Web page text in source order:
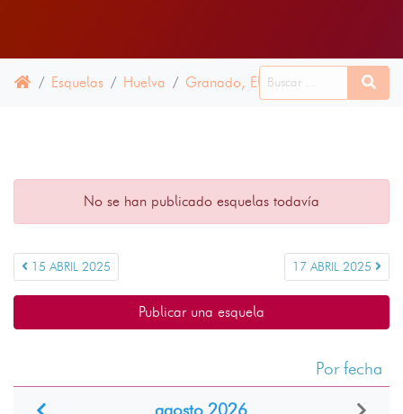
Esquelas Huelva Granado, El 16 ABRIL 2025
No se han publicado esquelas todavía
15 ABRIL 2025 17 ABRIL 2025
Publicar una esquela
Por fecha